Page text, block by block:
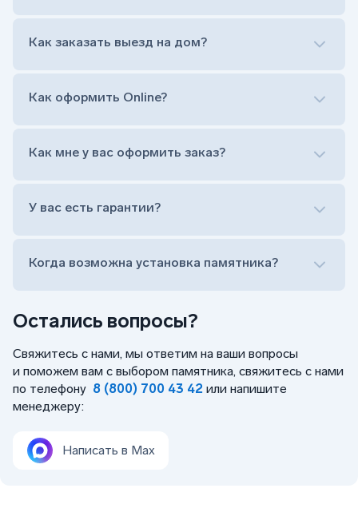
Остались вопросы?
Свяжитесь с нами, мы ответим на ваши вопросы
и поможем вам с выбором памятника, свяжитесь с нами
по телефону 8 (800) 700 43 42 или напишите
менеджеру:
Написать в Max
на символ веры или вовсе портрет не рисовать)
прописной)
Как заказать выезд на дом?
Оформить заказ удаленно (online)
Заказать бесплатный выезд менеджера на дом
Как оформить Online?
Оформить заказ удаленно (online)
Заказать бесплатный выезд менеджера на дом
Как мне у вас оформить заказ?
У вас есть гарантии?
Когда возможна установка памятника?